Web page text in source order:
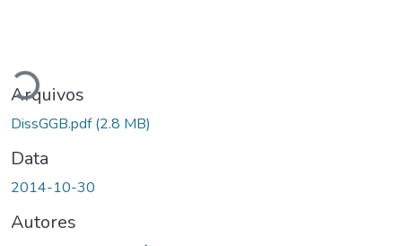
Arquivos
DissGGB.pdf(2.8 MB)
Data
2014-10-30
Autores